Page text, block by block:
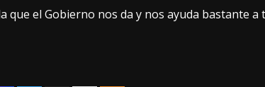
que el Gobierno nos da y nos ayuda bastante